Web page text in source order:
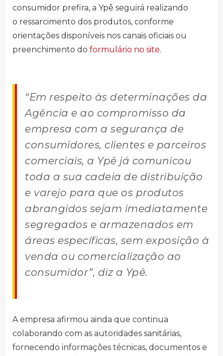
consumidor prefira, a Ypê seguirá realizando
o ressarcimento dos produtos, conforme
orientações disponíveis nos canais oficiais ou
preenchimento do formulário no site.
“Em respeito às determinações da
Agência e ao compromisso da
empresa com a segurança de
consumidores, clientes e parceiros
comerciais, a Ypê já comunicou
toda a sua cadeia de distribuição
e varejo para que os produtos
abrangidos sejam imediatamente
segregados e armazenados em
áreas específicas, sem exposição à
venda ou comercialização ao
consumidor”, diz a Ypê.
A empresa afirmou ainda que continua
colaborando com as autoridades sanitárias,
fornecendo informações técnicas, documentos e